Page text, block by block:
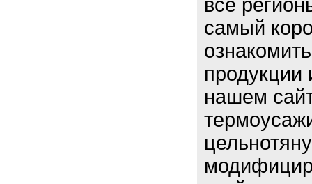
все
самый
нашем